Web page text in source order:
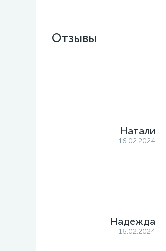
Отзывы
Натали
16.02.2024
Надежда
16.02.2024